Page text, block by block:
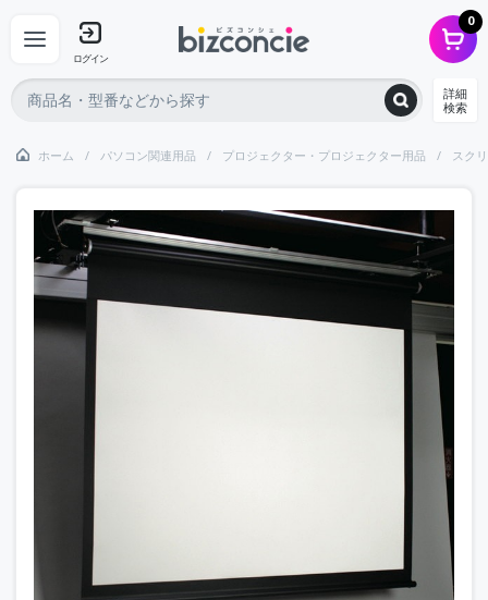
ログイン
0
詳細
検索
ホーム パソコン関連用品 プロジェクター・プロジェクター用品 スク